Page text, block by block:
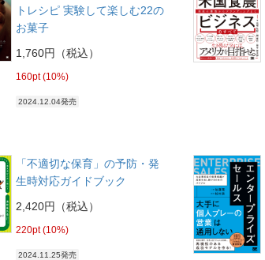
トレシピ 実験して楽しむ22の
お菓子
1,760円（税込）
160pt (10%)
2024.12.04発売
「不適切な保育」の予防・発
生時対応ガイドブック
2,420円（税込）
220pt (10%)
2024.11.25発売